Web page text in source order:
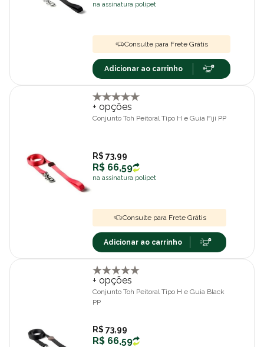
na assinatura polipet
Consulte para Frete Grátis
Adicionar ao carrinho
+ opções
Conjunto Toh Peitoral Tipo H e Guia Fiji PP
R$ 73,99
R$ 66,59
na assinatura polipet
Consulte para Frete Grátis
Adicionar ao carrinho
+ opções
Conjunto Toh Peitoral Tipo H e Guia Black
PP
R$ 73,99
R$ 66,59